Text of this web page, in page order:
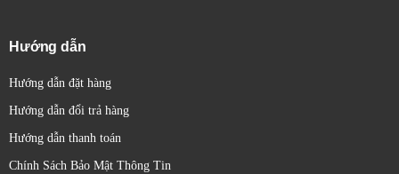
Hướng dẫn
Hướng dẫn đặt hàng
Hướng dẫn đổi trả hàng
Hướng dẫn thanh toán
Chính Sách Bảo Mật Thông Tin